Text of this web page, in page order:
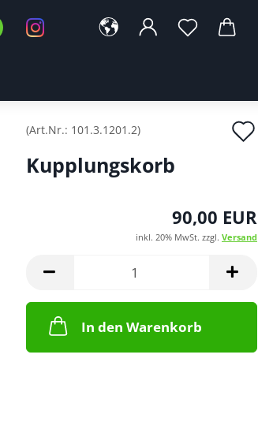
Suche...
(Art.Nr.: 101.3.1201.2)
Kupplungskorb
90,00 EUR
inkl. 20% MwSt. zzgl. Versand
In den Warenkorb